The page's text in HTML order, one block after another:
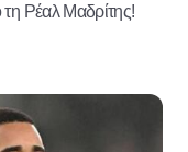
Ρέαλ Μαδρίτης!